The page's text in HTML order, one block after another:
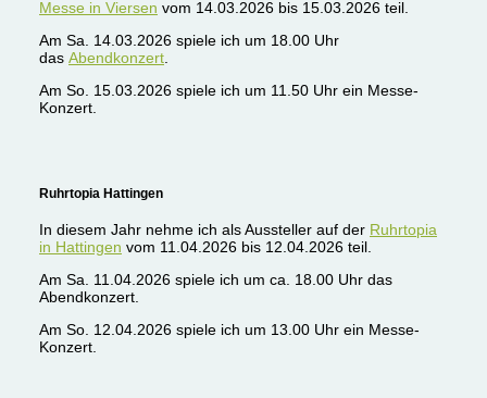
Messe in Viersen vom 14.03.2026 bis 15.03.2026 teil.
Am Sa. 14.03.2026 spiele ich um 18.00 Uhr
das Abendkonzert.
Am So. 15.03.2026 spiele ich um 11.50 Uhr ein Messe-
Konzert.
Ruhrtopia Hattingen
In diesem Jahr nehme ich als Aussteller auf der Ruhrtopia
in Hattingen vom 11.04.2026 bis 12.04.2026 teil.
Am Sa. 11.04.2026 spiele ich um ca. 18.00 Uhr das
Abendkonzert.
Am So. 12.04.2026 spiele ich um 13.00 Uhr ein Messe-
Konzert.